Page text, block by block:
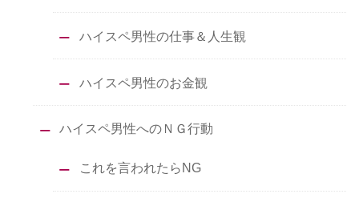
ハイスペ男性の仕事＆人生観
ハイスペ男性のお金観
ハイスペ男性へのＮＧ行動
これを言われたらNG